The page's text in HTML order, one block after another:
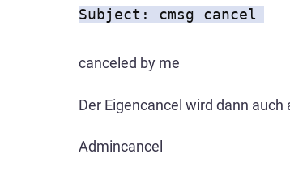
Subject: cmsg cancel
canceled by me
Der Eigencancel wird dann
Admincancel